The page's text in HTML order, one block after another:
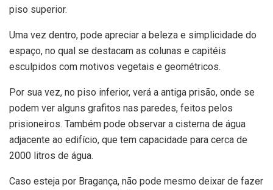
piso superior.
Uma vez dentro, pode apreciar a beleza e simplicidade do
espaço, no qual se destacam as colunas e capitéis
esculpidos com motivos vegetais e geométricos.
Por sua vez, no piso inferior, verá a antiga prisão, onde se
podem ver alguns grafitos nas paredes, feitos pelos
prisioneiros. Também pode observar a cisterna de água
adjacente ao edifício, que tem capacidade para cerca de
2000 litros de água.
Caso esteja por Bragança, não pode mesmo deixar de fazer